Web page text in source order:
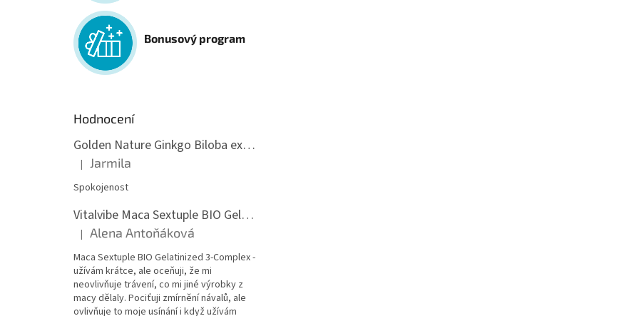
Bonusový program
Hodnocení
Golden Nature Ginkgo Biloba extrakt 50:1 60mg, 100 kapslí
Hodnocení produktu je 5 z 5 hvězdiček.
| Jarmila
Spokojenost
Vitalvibe Maca Sextuple BIO Gelatinized 3-Complex, 60 kapslí
Hodnocení produktu je 5 z 5 hvězdiček.
| Alena Antoňáková
Maca Sextuple BIO Gelatinized 3-Complex -
užívám krátce, ale oceňuji, že mi
neovlivňuje trávení, co mi jiné výrobky z
macy dělaly. Pociťuji zmírnění návalů, ale
ovlivňuje to moje usínání i když užívám